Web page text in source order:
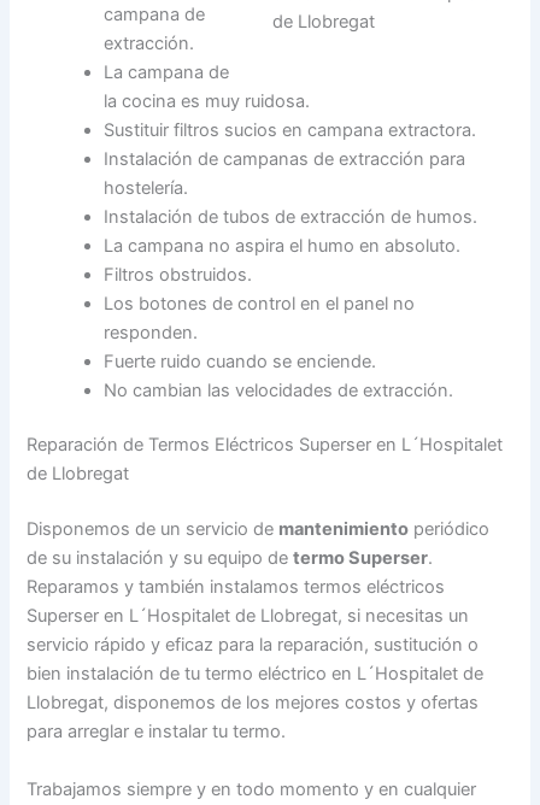
campana de
extracción.
La campana de
la cocina es muy ruidosa.
Sustituir filtros sucios en campana extractora.
Instalación de campanas de extracción para
hostelería.
Instalación de tubos de extracción de humos.
La campana no aspira el humo en absoluto.
Filtros obstruidos.
Los botones de control en el panel no
responden.
Fuerte ruido cuando se enciende.
No cambian las velocidades de extracción.
Reparación de Termos Eléctricos Superser en L´Hospitalet
de Llobregat
Disponemos de un servicio de mantenimiento periódico
de su instalación y su equipo determo Superser.
Reparamos y también instalamos termos eléctricos
Superser en L´Hospitalet de Llobregat, si necesitas un
servicio rápido y eficaz para la reparación, sustitución o
bien instalación de tu termo eléctrico en L´Hospitalet de
Llobregat, disponemos de los mejores costos y ofertas
para arreglar e instalar tu termo.
Trabajamos siempre y en todo momento y en cualquier